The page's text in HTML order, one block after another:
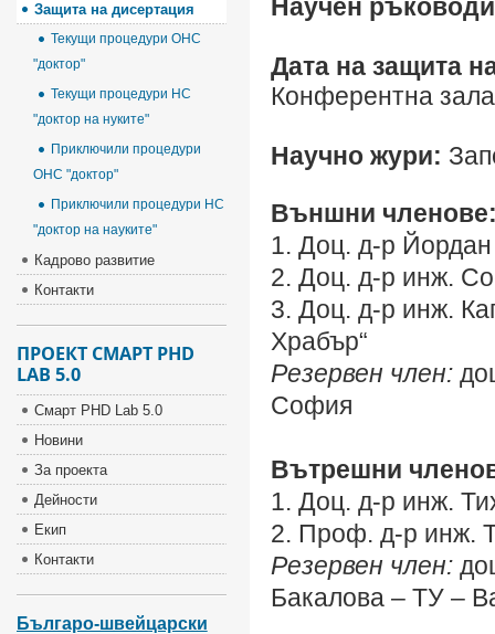
Научен
Дата на защита
Конферентна
Научно жури:
Външни
1. Доц. д-р
2. Доц. д-р инж.
3. Доц. д-р инж.
Храбър“
Резервен член:
София
Вътрешни
1. Доц. д-р инж.
2. Проф. д-р инж.
Резервен член:
Бакалова – ТУ –
Защита на дисертация
Текущи процедури ОНС
"доктор"
Текущи процедури НС
"доктор на нуките"
Приключили процедури
ОНС "доктор"
Приключили процедури НС
"доктор на науките"
Кадрово развитие
Контакти
ПРОЕКТ СМАРТ PHD
LAB 5.0
Смарт PHD Lab 5.0
Новини
За проекта
Дейности
Екип
Контакти
Българо-швейцарски